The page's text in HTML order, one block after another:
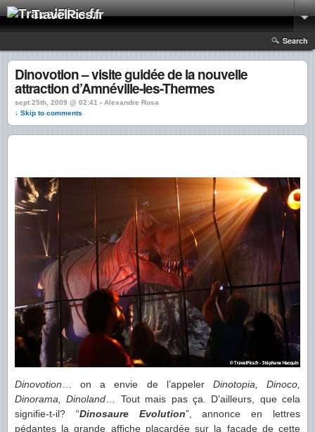
TravelPics.fr
Search
Dinovotion – visite guidée de la nouvelle
attraction d’Amnéville-les-Thermes
sept 25th, 2009 @ 02:41 › Alexandre Rosa
↓ Skip to comments
Dinovotion… on a envie de l’appeler Dinotopia, Dinoco,
Dinorama, Dinoland… Tout mais pas ça. D’ailleurs, que cela
signifie-t-il? “Dinosaure Evolution”, annonce en lettres
pédantes la grande affiche placardée sur la façade de cette